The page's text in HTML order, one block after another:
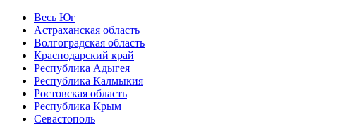
Весь Юг
Астраханская область
Волгоградская область
Краснодарский край
Республика Адыгея
Республика Калмыкия
Ростовская область
Республика Крым
Севастополь